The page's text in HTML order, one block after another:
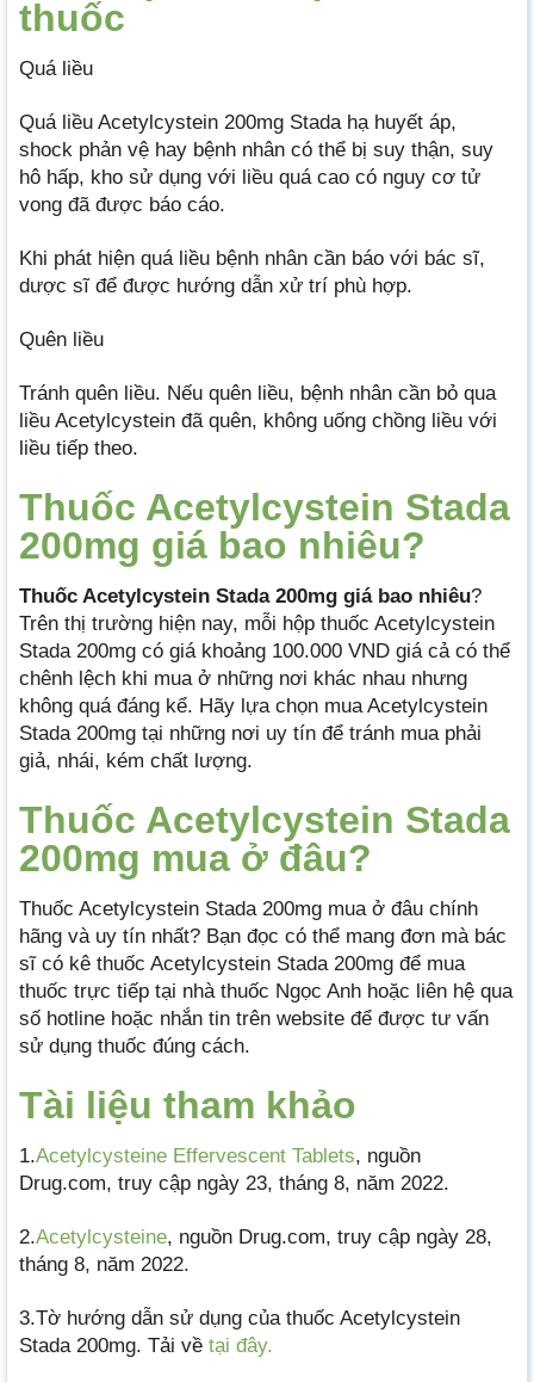
thuốc
Quá liều
Quá liều Acetylcystein 200mg Stada hạ huyết áp,
shock phản vệ hay bệnh nhân có thể bị suy thận, suy
hô hấp, kho sử dụng với liều quá cao có nguy cơ tử
vong đã được báo cáo.
Khi phát hiện quá liều bệnh nhân cần báo với bác sĩ,
dược sĩ để được hướng dẫn xử trí phù hợp.
Quên liều
Tránh quên liều. Nếu quên liều, bệnh nhân cần bỏ qua
liều Acetylcystein đã quên, không uống chồng liều với
liều tiếp theo.
Thuốc Acetylcystein Stada
200mg giá bao nhiêu?
Thuốc Acetylcystein Stada 200mg giá bao nhiêu?
Trên thị trường hiện nay, mỗi hộp thuốc Acetylcystein
Stada 200mg có giá khoảng 100.000 VND giá cả có thể
chênh lệch khi mua ở những nơi khác nhau nhưng
không quá đáng kể. Hãy lựa chọn mua Acetylcystein
Stada 200mg tại những nơi uy tín để tránh mua phải
giả, nhái, kém chất lượng.
Thuốc Acetylcystein Stada
200mg mua ở đâu?
Thuốc Acetylcystein Stada 200mg mua ở đâu chính
hãng và uy tín nhất? Bạn đọc có thể mang đơn mà bác
sĩ có kê thuốc Acetylcystein Stada 200mg để mua
thuốc trực tiếp tại nhà thuốc Ngọc Anh hoặc liên hệ qua
số hotline hoặc nhắn tin trên website để được tư vấn
sử dụng thuốc đúng cách.
Tài liệu tham khảo
1.Acetylcysteine Effervescent Tablets, nguồn
Drug.com, truy cập ngày 23, tháng 8, năm 2022.
2.Acetylcysteine, nguồn Drug.com, truy cập ngày 28,
tháng 8, năm 2022.
3.Tờ hướng dẫn sử dụng của thuốc Acetylcystein
Stada 200mg. Tải về tại đây.